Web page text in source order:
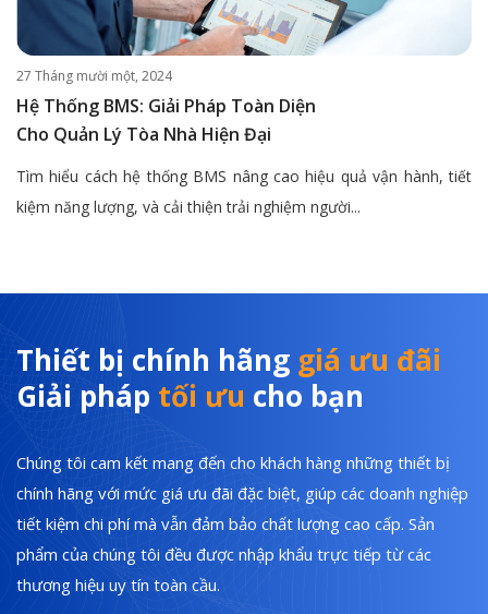
27 Tháng mười một, 2024
Hệ Thống BMS: Giải Pháp Toàn Diện
Cho Quản Lý Tòa Nhà Hiện Đại
Tìm hiểu cách hệ thống BMS nâng cao hiệu quả vận hành, tiết
kiệm năng lượng, và cải thiện trải nghiệm người...
Thiết bị chính hãng giá ưu đãi
Giải pháp tối ưu cho bạn
Chúng tôi cam kết mang đến cho khách hàng những thiết bị
chính hãng với mức giá ưu đãi đặc biệt, giúp các doanh nghiệp
tiết kiệm chi phí mà vẫn đảm bảo chất lượng cao cấp. Sản
phẩm của chúng tôi đều được nhập khẩu trực tiếp từ các
thương hiệu uy tín toàn cầu.